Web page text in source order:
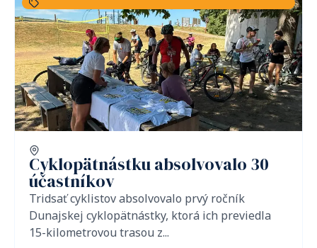
Cyklopätnástku absolvovalo 30
účastníkov
Tridsať cyklistov absolvovalo prvý ročník
Dunajskej cyklopätnástky, ktorá ich previedla
15-kilometrovou trasou z...